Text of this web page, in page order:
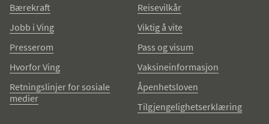
Bærekraft
Jobb i Ving
Presserom
Hvorfor Ving
Retningslinjer for sosiale
medier
Reisevilkår
Viktig å vite
Pass og visum
Vaksineinformasjon
Åpenhetsloven
Tilgjengelighetserklæring